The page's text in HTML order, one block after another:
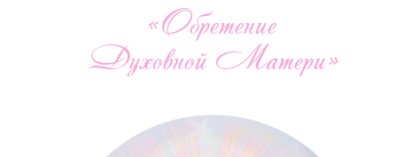
«Обретение
Духовной Матери»